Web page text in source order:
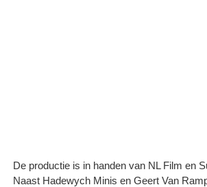
De productie is in handen van NL Film en
Naast Hadewych Minis en Geert Van